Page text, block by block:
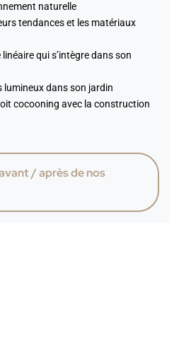
naturelle
tendances et les matériaux
qui s’intègre dans son
lumineux dans son jardin
cocooning avec la construction
/ après de nos